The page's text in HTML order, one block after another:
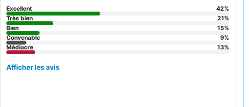
Excellent 42%
Très bien
21%
Bien
15%
Convenable
9%
Médiocre
13%
Afficher les avis